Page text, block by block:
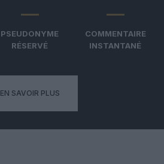
PSEUDONYME
RÉSERVÉ
COMMENTAIRE
INSTANTANÉ
EN SAVOIR PLUS